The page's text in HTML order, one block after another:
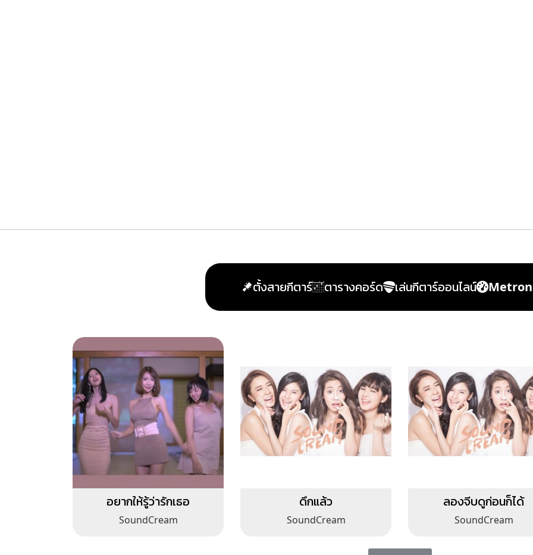
ตั้งสายกีตาร์ ตารางคอร์ด เล่นกีตาร์ออนไลน์
อยากให้รู้ว่ารักเธอ
SoundCream
ดึกแล้ว
SoundCream
ลองจีบดูก่อนก็ได้
SoundCream